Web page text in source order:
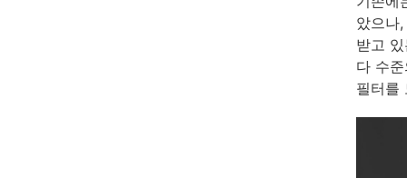
았으나
받고
다 수
필터를